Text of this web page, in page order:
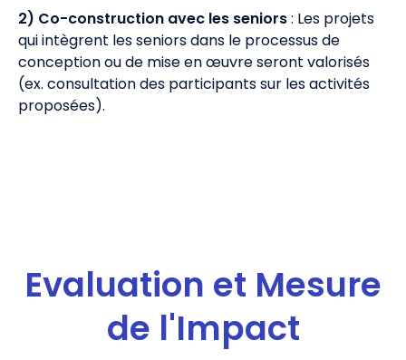
2) Co-construction avec les seniors: Les projets
qui intègrent les seniors dans le processus de
conception ou de mise en œuvre seront valorisés
(ex. consultation des participants sur les activités
proposées).
Evaluation et Mesure
de l'Impact